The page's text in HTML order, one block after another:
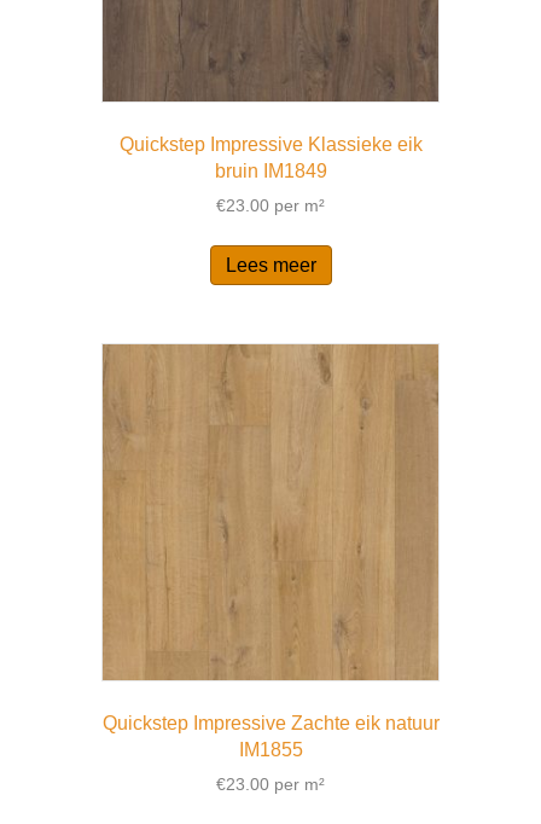
Quickstep Impressive Klassieke eik
bruin IM1849
€23.00 per m²
Lees meer
Quickstep Impressive Zachte eik natuur
IM1855
€23.00 per m²